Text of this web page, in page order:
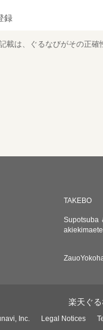
録
載は、ぐるなびがその正確
TAKEBO
Supotsuba
楽天ぐ
Inc. Legal Notices